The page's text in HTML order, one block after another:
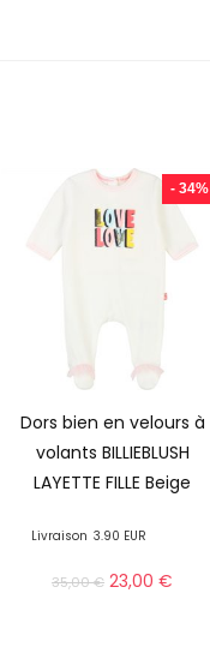
- 34%
Dors bien en velours à
volants BILLIEBLUSH
LAYETTE FILLE Beige
Livraison 3.90 EUR
35,00€ 23,00€